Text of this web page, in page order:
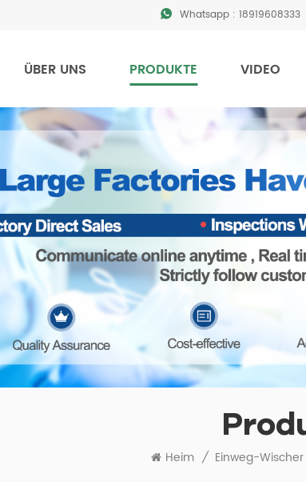
Whatsapp : 18919608333
ÜBER UNS PRODUKTE VIDEO
Heim / Einweg-Wischer